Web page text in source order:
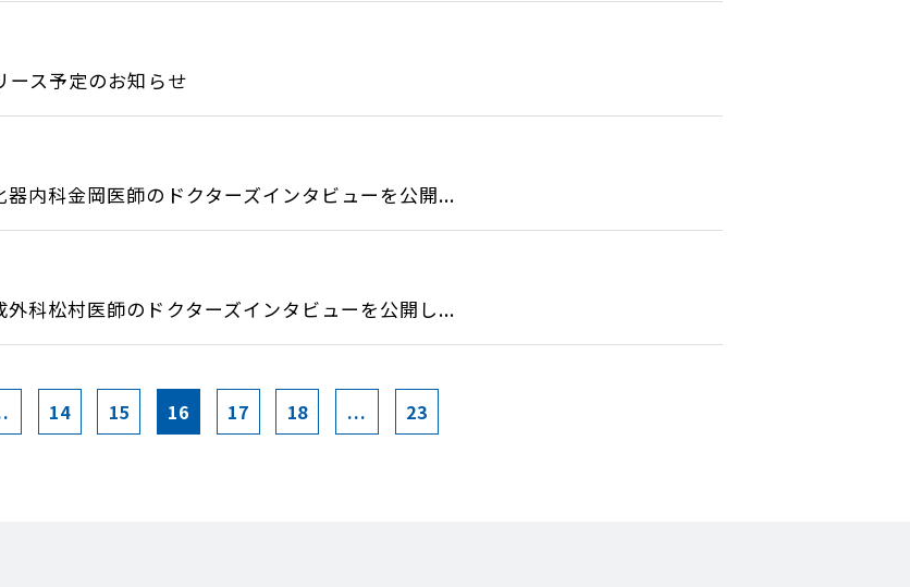
ース予定のお知らせ
内科金岡医師のドクターズインタビューを公開...
科松村医師のドクターズインタビューを公開し...
14 15 16 17 18 ... 23